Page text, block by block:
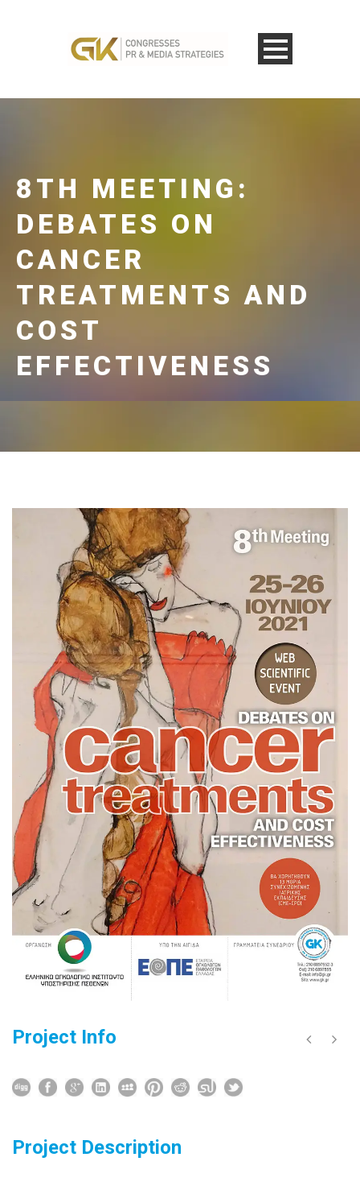
8TH MEETING:
DEBATES ON
CANCER
TREATMENTS AND
COST
EFFECTIVENESS
Project Info
Project Description